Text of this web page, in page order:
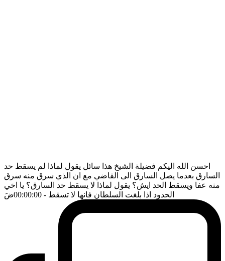
احسن الله اليكم فضيلة الشيخ هذا سائل يقول لماذا لم يسقط حد
السارق بعدما يصل السارق الى القاضي مع ان الذي سرق منه سرق
منه عفا ويسقط الحد ايش؟ يقول لماذا لا يسقط حد السارق؟ يا اخي
الحدود اذا بلغت السلطان فانها لا تسقط - 00:00:00 ضَ